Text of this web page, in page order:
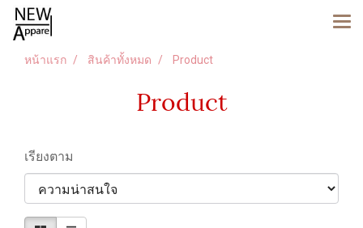
หน้าแรก สินค้าทั้งหมด Product
Product
เรียงตาม